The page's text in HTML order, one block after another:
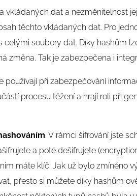
vkládaných dat a nezměnitelnost
těchto vkládaných dat. Pro
celými soubory dat. Díky hashům
změna. Tak je zabezpečena i
používají při zabezpečování
procesu těžení a hrají roli při
. V rámci šifrování jste
a poté dešifrujete
máte klíč. Jak už bylo zmíněno
přesto si můžete díky hashům